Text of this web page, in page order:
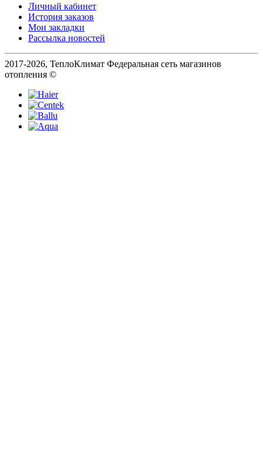
Личный кабинет
История заказов
Мои закладки
Рассылка новостей
2017-2026, ТеплоКлимат Федеральная сеть магазинов
отопления ©